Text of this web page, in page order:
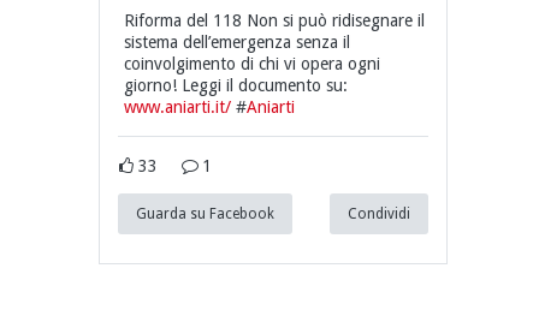
Riforma del 118 Non si può ridisegnare il
sistema dell’emergenza senza il
coinvolgimento di chi vi opera ogni
giorno! Leggi il documento su:
www.aniarti.it/#Aniarti
33 1
Guarda su Facebook Condividi